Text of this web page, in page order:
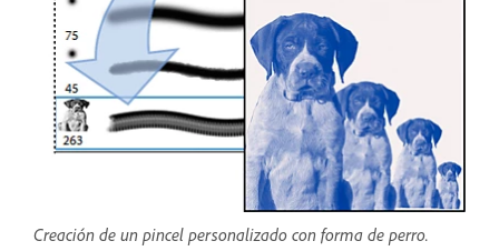
Creación de un pincel personalizado con forma de perro.